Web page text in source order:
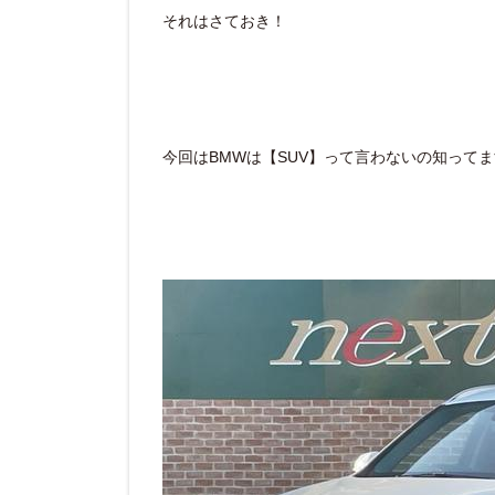
それはさておき！
今回はBMWは【SUV】って言わないの知って